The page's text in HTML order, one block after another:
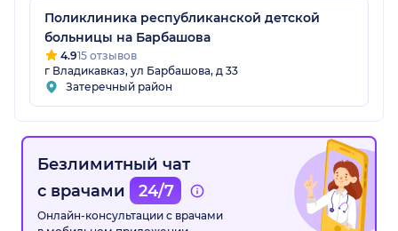
Поликлиника республиканской детской
больницы на Барбашова
4.915 отзывов
г Владикавказ, ул Барбашова, д 33
Затеречный район
Безлимитный чат
с врачами
24/7
Онлайн-консультации с врачами